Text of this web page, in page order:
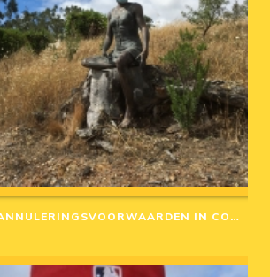
AANGEPASTE ANNULERINGSVOORWAARDEN IN CORONA-TIJD